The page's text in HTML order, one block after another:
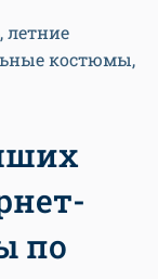
костюмы,
по